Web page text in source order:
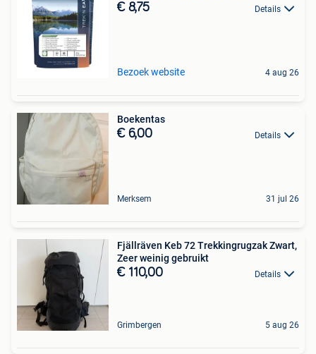
€ 8,75 Details
Bezoek website 4 aug 26
Boekentas
€ 6,00 Details
Merksem 31 jul 26
Fjällräven Keb 72 Trekkingrugzak Zwart,
Zeer weinig gebruikt
€ 110,00 Details
Grimbergen 5 aug 26